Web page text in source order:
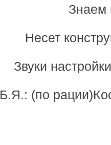
Знаем
Несет
Звуки
Б.Я.: (по